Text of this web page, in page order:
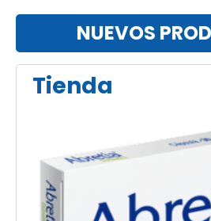
NUEVOS
Tienda